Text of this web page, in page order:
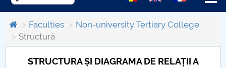
About the University
Faculties
Non-university Tertiary College
Structură
STRUCTURA ȘI DIAGRAMA DE RELAȚII A